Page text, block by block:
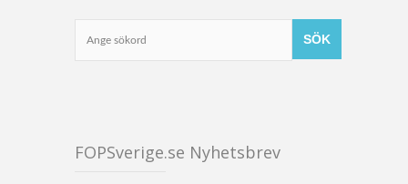
FOPSverige.se Nyhetsbrev